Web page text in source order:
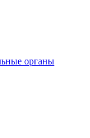
органы